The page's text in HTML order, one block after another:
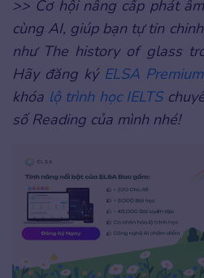
>> Cơ hội nâng cấp phát
cùng AI, giúp bạn tự tin
như The history of glass
Hãy đăng ký ELSA Premium
khóa lộ trình học IELTS
số Reading của mình nhé!